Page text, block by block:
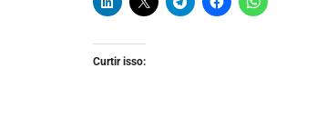
Curtir isso: